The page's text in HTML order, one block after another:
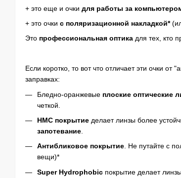
+ это еще и очки для работы за
+ это очки с поляризационной накладкой*
Это профессиональная оптика для тех, кто
Если коротко, то вот что отличает эти очки
заправках:
Бледно-оранжевые плоские оптические
четкой.
HMC покрытие делает линзы более
запотевание
Антибликовое покрытие. Не путайте с
вещи)*
Super Hydrophobic покрытие делает